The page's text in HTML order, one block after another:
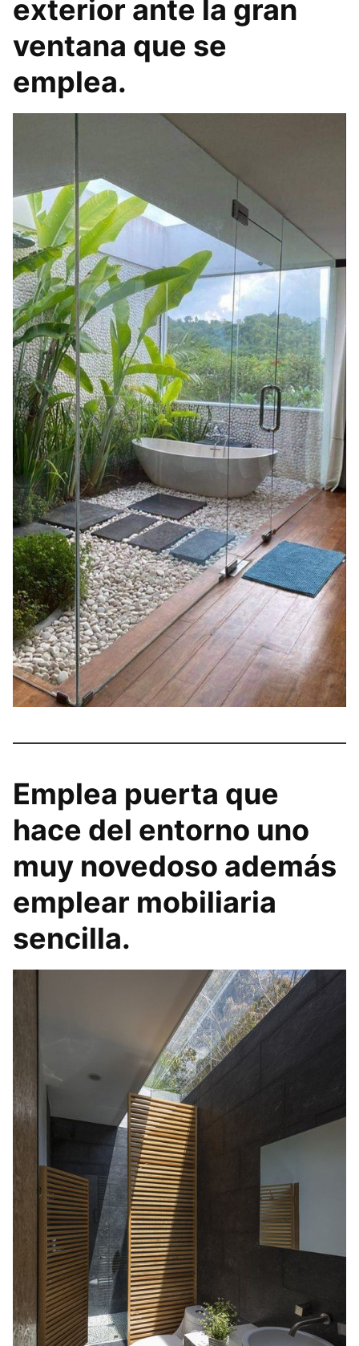
exterior ante la gran
ventana que se
emplea.
Emplea puerta que
hace del entorno uno
muy novedoso además
emplear mobiliaria
sencilla.